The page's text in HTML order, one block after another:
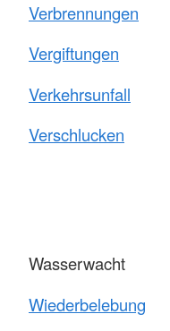
Verbrennungen
Vergiftungen
Verkehrsunfall
Verschlucken
Wasserwacht
Wiederbelebung